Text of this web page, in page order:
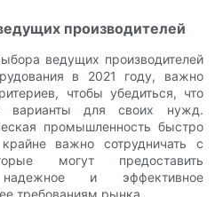
производителей
ведущих производителей
в 2021 году, важно
чтобы убедиться, что
варианты для своих нужд.
промышленность быстро
важно сотрудничать с
могут предоставить
надежное и эффективное